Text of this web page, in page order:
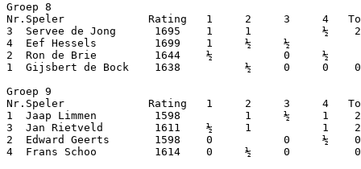
Groep 8
Nr.Speler             Rating   1     2     3     4
3  Servee de Jong      1695    1     1           ½
4  Eef Hessels         1699    1     ½     ½
2  Ron de Brie         1644    ½           0     ½
1  Gijsbert de Bock    1638          ½     0     0
Groep 9
Nr.Speler             Rating   1     2     3     4
1  Jaap Limmen         1598          1     ½     1
3  Jan Rietveld        1611    ½     1           1
2  Edward Geerts       1598    0           0     ½
4  Frans Schoo         1614    0     ½     0